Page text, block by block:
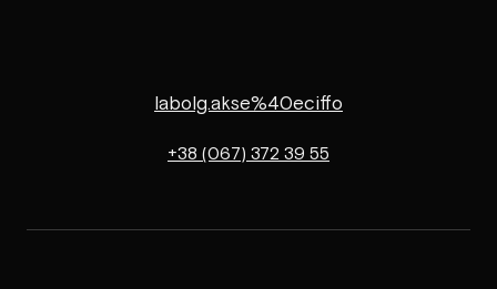
labolg.akse%40eciffo
+38 (067) 372 39 55